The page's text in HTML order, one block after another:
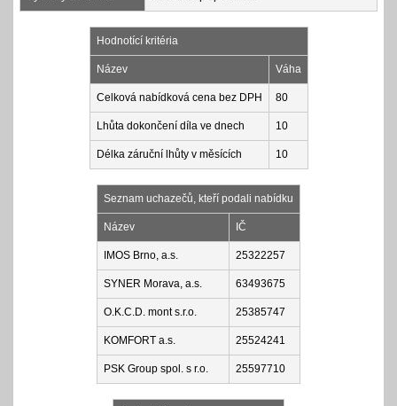
Hodnotící kritéria
Název Váha
Celková nabídková cena bez DPH 80
Lhůta dokončení díla ve dnech 10
Délka záruční lhůty v měsících 10
Seznam uchazečů, kteří podali nabídku
Název IČ
IMOS Brno, a.s. 25322257
SYNER Morava, a.s. 63493675
O.K.C.D. mont s.r.o. 25385747
KOMFORT a.s. 25524241
PSK Group spol. s r.o. 25597710